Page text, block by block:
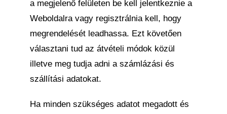
a megjelenő felületen be kell jelentkeznie a
Weboldalra vagy regisztrálnia kell, hogy
megrendelését leadhassa. Ezt követően
választani tud az átvételi módok közül
illetve meg tudja adni a számlázási és
szállítási adatokat.
Ha minden szükséges adatot megadott és